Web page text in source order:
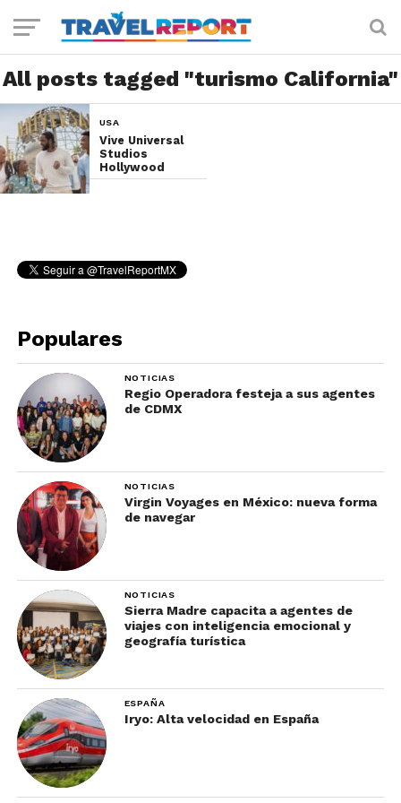
All posts tagged "turismo California"
USA
Vive Universal
Studios
Hollywood
Populares
NOTICIAS
Regio Operadora festeja a sus agentes
de CDMX
NOTICIAS
Virgin Voyages en México: nueva forma
de navegar
NOTICIAS
Sierra Madre capacita a agentes de
viajes con inteligencia emocional y
geografía turística
ESPAÑA
Iryo: Alta velocidad en España